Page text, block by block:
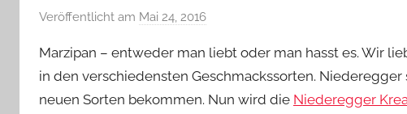
vieles
mehr
Veröffentlicht am Mai 24, 2016
n
Y
v
Marzipan – entweder man liebt oder man hasst es. Wir
in den verschiedensten Geschmackssorten.
neuen Sorten bekommen. Nun wird die Niederegger